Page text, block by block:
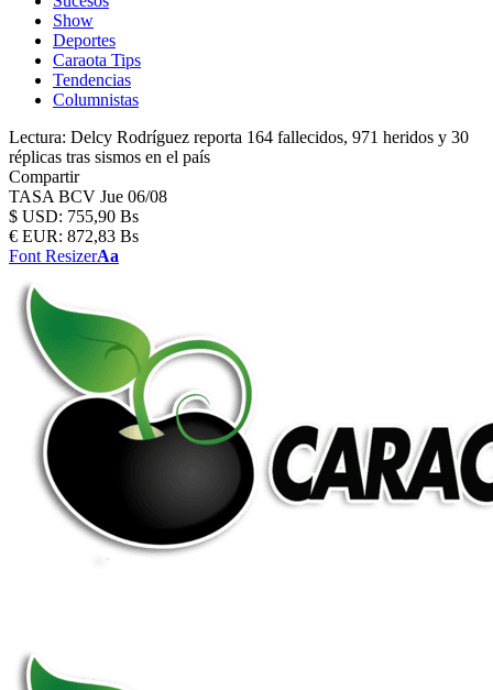
Show
Deportes
Caraota Tips
Tendencias
Columnistas
Lectura: Delcy Rodríguez reporta 164 fallecidos, 971 heridos y 30
réplicas tras sismos en el país
Compartir
TASA BCV Jue 06/08
$ USD: 755,90 Bs
€ EUR: 872,83 Bs
Font ResizerAa